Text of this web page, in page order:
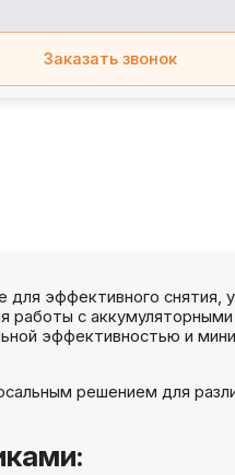
Заказать звонок
эффективного снятия,
работы с
эффективностью и
решением для